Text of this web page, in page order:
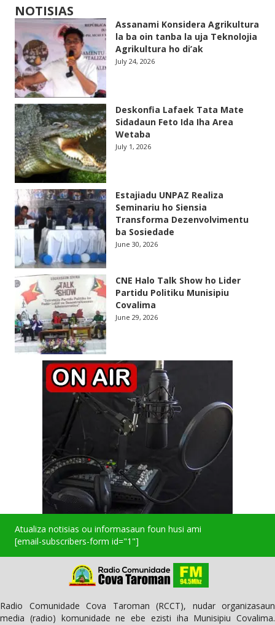
NOTISIAS
Assanami Konsidera Agrikultura
la ba oin tanba la uja Teknolojia
Agrikultura ho di’ak
July 24, 2026
Deskonfia Lafaek Tata Mate
Sidadaun Feto Ida Iha Area
Wetaba
July 1, 2026
Estajiadu UNPAZ Realiza
Seminariu ho Siensia
Transforma Dezenvolvimentu
ba Sosiedade
June 30, 2026
CNE Halo Talk Show ho Lider
Partidu Politiku Munisipiu
Covalima
June 29, 2026
Atualiza notisias ou informasaun foun husi ami
[email-subscribers-form id="1"]
Radio Comunidade Cova Taroman (RCCT), nudar organizasaun
media (radio) komunidade ne ebe ezisti iha Munisipiu Covalima.